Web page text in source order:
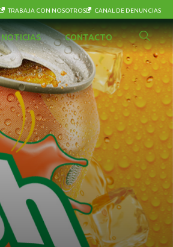
TRABAJA CON NOSOTROS CANAL DE DENUNCIAS
NOTICIAS CONTACTO